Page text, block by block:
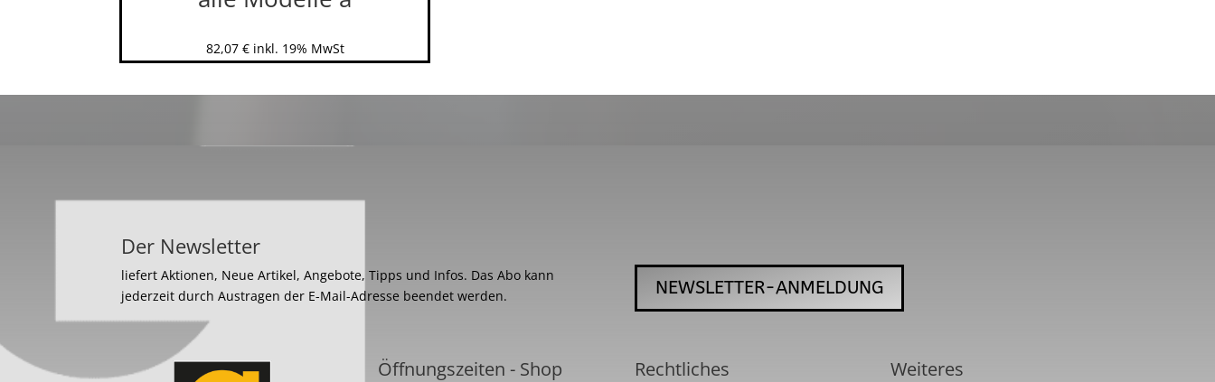
82,07 € inkl. 19% MwSt
Der Newsletter
liefert Aktionen, Neue Artikel, Angebote, Tipps und Infos. Das Abo kann
jederzeit durch Austragen der E-Mail-Adresse beendet werden.
NEWSLETTER-ANMELDUNG
Öffnungszeiten - Shop Rechtliches Weiteres